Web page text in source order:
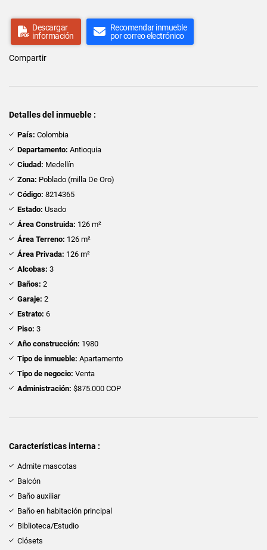
Descargar
información
Recomendar inmueble
por correo electrónico
Compartir
Detalles del inmueble :
País: Colombia
Departamento: Antioquia
Ciudad: Medellín
Zona: Poblado (milla De Oro)
Código: 8214365
Estado: Usado
Área Construida: 126 m²
Área Terreno: 126 m²
Área Privada: 126 m²
Alcobas: 3
Baños: 2
Garaje: 2
Estrato: 6
Piso: 3
Año construcción: 1980
Tipo de inmueble: Apartamento
Tipo de negocio: Venta
Administración: $875.000 COP
Características interna :
Admite mascotas
Balcón
Baño auxiliar
Baño en habitación principal
Biblioteca/Estudio
Clósets